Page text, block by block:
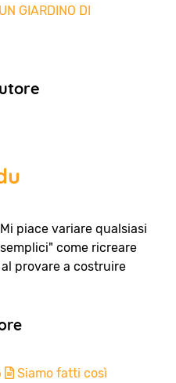
GIARDINO DI
piace variare qualsiasi
come ricreare
provare a costruire
Siamo fatti così